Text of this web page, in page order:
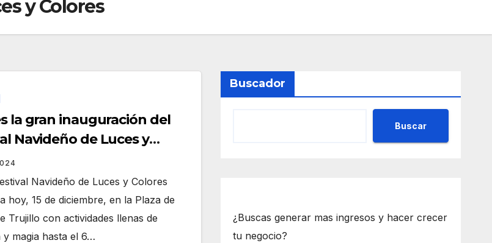
y Colores
la gran inauguración del
Navideño de Luces y
en Trujillo!
Navideño de Luces y Colores
hoy, 15 de diciembre, en la Plaza de
Trujillo con actividades llenas de
y magia hasta el 6…
Buscador
Buscar
¿Buscas generar mas ingresos y hacer crecer
tu negocio?